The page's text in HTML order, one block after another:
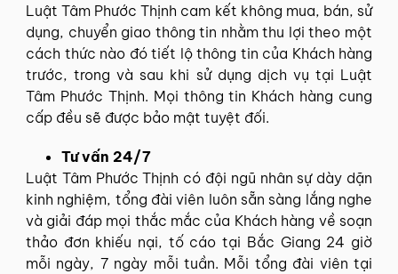
Luật Tâm Phước Thịnh cam kết không mua, bán, sử
dụng, chuyển giao thông tin nhằm thu lợi theo một
cách thức nào đó tiết lộ thông tin của Khách hàng
trước, trong và sau khi sử dụng dịch vụ tại Luật
Tâm Phước Thịnh. Mọi thông tin Khách hàng cung
cấp đều sẽ được bảo mật tuyệt đối.
Tư vấn 24/7
Luật Tâm Phước Thịnh có đội ngũ nhân sự dày dặn
kinh nghiệm, tổng đài viên luôn sẵn sàng lắng nghe
và giải đáp mọi thắc mắc của Khách hàng về soạn
thảo đơn khiếu nại, tố cáo tại Bắc Giang 24 giờ
mỗi ngày, 7 ngày mỗi tuần. Mỗi tổng đài viên tại